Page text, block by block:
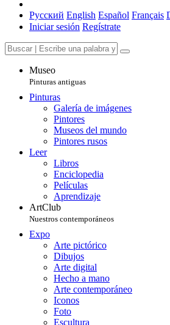
Русский English Español Français
Iniciar sesión Regístrate
Museo
Pinturas antiguas
Pinturas
Galería de imágenes
Pintores
Museos del mundo
Pintores rusos
Leer
Libros
Enciclopedia
Películas
Aprendizaje
ArtClub
Nuestros contemporáneos
Expo
Arte pictórico
Dibujos
Arte digital
Hecho a mano
Arte contemporáneo
Iconos
Foto
Escultura